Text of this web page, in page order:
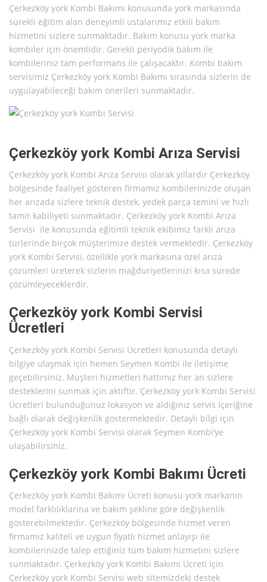
Çerkezköy york Kombi Bakımı konusunda york markasında
sürekli eğitim alan deneyimli ustalarımız etkili bakım
hizmetini sizlere sunmaktadır. Bakım konusu york marka
kombiler için önemlidir. Gerekli periyodik bakım ile
kombileriniz tam performans ile çalışacaktır. Kombi bakım
servisimiz Çerkezköy york Kombi Bakımı sırasında sizlerin de
uygulayabileceği bakım önerileri sunmaktadır.
Çerkezköy york Kombi Arıza Servisi
Çerkezköy york Kombi Arıza Servisi olarak yıllardır Çerkezköy
bölgesinde faaliyet gösteren firmamız kombilerinizde oluşan
her arızada sizlere teknik destek, yedek parça temini ve hızlı
tamir kabiliyeti sunmaktadır. Çerkezköy york Kombi Arıza
Servisi ile konusunda eğitimli teknik ekibimiz farklı arıza
türlerinde birçok müşterimize destek vermektedir. Çerkezköy
york Kombi Servisi, özellikle york markasına özel arıza
çözümleri üreterek sizlerin mağduriyetlerinizi kısa sürede
çözümleyeceklerdir.
Çerkezköy york Kombi Servisi
Ücretleri
Çerkezköy york Kombi Servisi Ücretleri konusunda detaylı
bilgiye ulaşmak için hemen Seymen Kombi ile iletişime
geçebilirsiniz. Müşteri hizmetleri hattımız her an sizlere
desteklerini sunmak için aktiftir. Çerkezköy york Kombi Servisi
Ücretleri bulunduğunuz lokasyon ve aldığınız servis içeriğine
bağlı olarak değişkenlik göstermektedir. Detaylı bilgi için
Çerkezköy york Kombi Servisi olarak Seymen Kombi’ye
ulaşabilirsiniz.
Çerkezköy york Kombi Bakımı Ücreti
Çerkezköy york Kombi Bakımı Ücreti konusu york markanın
model farklılıklarına ve bakım şekline göre değişkenlik
gösterebilmektedir. Çerkezköy bölgesinde hizmet veren
firmamız kaliteli ve uygun fiyatlı hizmet anlayışı ile
kombilerinizde talep ettiğiniz tüm bakım hizmetini sizlere
sunmaktadır. Çerkezköy york Kombi Bakımı Ücreti için
Çerkezköy york Kombi Servisi web sitemizdeki destek